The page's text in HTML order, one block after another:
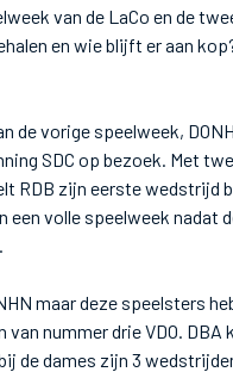
van de LaCo en de
en wie blijft er aan
de vorige speelweek,
SDC op bezoek. Met
RDB zijn eerste wedstrijd
een volle speelweek nadat
maar deze speelsters
nummer drie VDO. DBA
de dames zijn 3